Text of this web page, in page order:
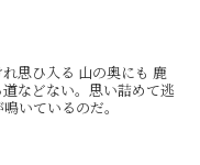
思ひ入る 山の奥にも 鹿
などない。思い詰めて逃
いているのだ。